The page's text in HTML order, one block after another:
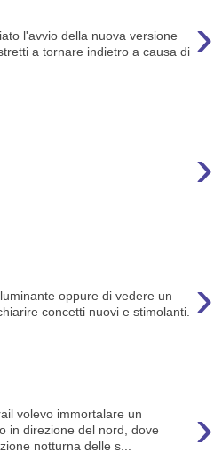
›
l'avvio della nuova versione
a tornare indietro a causa di
›
›
oppure di vedere un
concetti nuovi e stimolanti.
›
volevo immortalare un
in direzione del nord, dove
notturna delle s...